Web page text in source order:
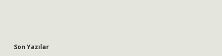
Son Yazılar